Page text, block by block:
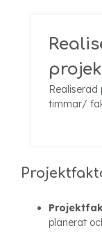
timmar/
planerat